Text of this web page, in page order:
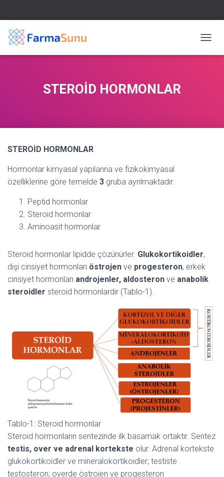
E
STEROİD HORMONLAR
STEROİD HORMONLAR
Hormonlar kimyasal yapılarına ve fizikokimyasal
özelliklerine göre temelde 3 gruba ayrılmaktadır:
Peptid hormonlar
Steroid hormonlar
Aminoasit hormonlar
Steroid hormonlar lipidde çözünürler. Glukokortikoidler,
dişi cinsiyet hormonları östrojen ve progesteron, erkek
cinsiyet hormonları androjenler, aldosteron ve anabolik
steroidler steroid hormonlardır (Tablo-1).
Tablo-1: Steroid hormonlar
Steroid hormonların sentezinde ilk basamak ortaktır. Sentez
testis, over ve adrenal kortekste olur. Adrenal kortekste
glukokortikoidler ve mineralokortikoidler; testiste
testosteron; overde östrojen ve progesteron